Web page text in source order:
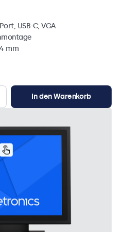
USB-C, VGA
mm
In den Warenkorb